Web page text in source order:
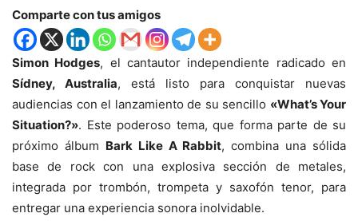
Comparte con tus amigos
Simon Hodges, el cantautor independiente radicado en
Sídney, Australia, está listo para conquistar nuevas
audiencias con el lanzamiento de su sencillo «What’s Your
Situation?». Este poderoso tema, que forma parte de su
próximo álbum Bark Like A Rabbit, combina una sólida
base de rock con una explosiva sección de metales,
integrada por trombón, trompeta y saxofón tenor, para
entregar una experiencia sonora inolvidable.